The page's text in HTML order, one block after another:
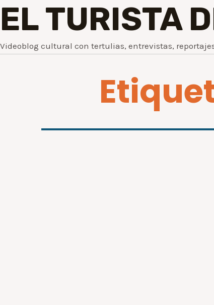
EL TURISTA
Videoblog cultural con tertulias, entrevistas,